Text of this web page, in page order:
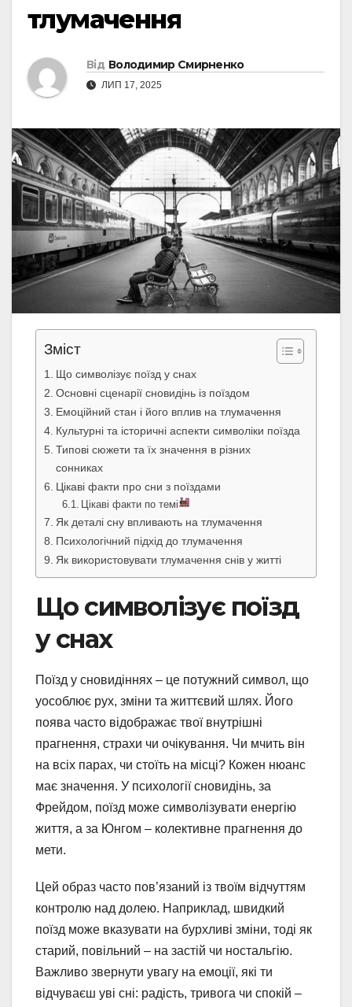
тлумачення
Від Володимир Смирненко
ЛИП 17, 2025
Зміст
Що символізує поїзд у снах
Основні сценарії сновидінь із поїздом
Емоційний стан і його вплив на тлумачення
Культурні та історичні аспекти символіки поїзда
Типові сюжети та їх значення в різних
сонниках
Цікаві факти про сни з поїздами
Цікаві факти по темі
Як деталі сну впливають на тлумачення
Психологічний підхід до тлумачення
Як використовувати тлумачення снів у житті
Що символізує поїзд
у снах
Поїзд у сновидіннях – це потужний символ, що
уособлює рух, зміни та життєвий шлях. Його
поява часто відображає твої внутрішні
прагнення, страхи чи очікування. Чи мчить він
на всіх парах, чи стоїть на місці? Кожен нюанс
має значення. У психології сновидінь, за
Фрейдом, поїзд може символізувати енергію
життя, а за Юнгом – колективне прагнення до
мети.
Цей образ часто пов’язаний із твоїм відчуттям
контролю над долею. Наприклад, швидкий
поїзд може вказувати на бурхливі зміни, тоді як
старий, повільний – на застій чи ностальгію.
Важливо звернути увагу на емоції, які ти
відчуваєш уві сні: радість, тривога чи спокій –